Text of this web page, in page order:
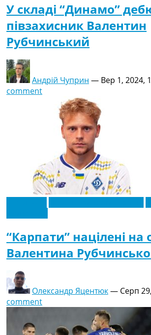
У складі “Динамо”
півзахисник Валентин
Рубчинський
Андрій Чуприн — Вер 1, 2024,
comment
“Карпати” націлені на
Валентина
Олександр Яцентюк— Серп
comment